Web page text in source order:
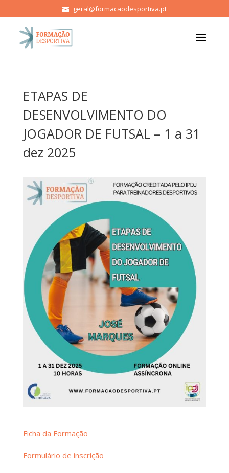
geral@formacaodesportiva.pt
ETAPAS DE
DESENVOLVIMENTO DO
JOGADOR DE FUTSAL – 1 a 31
dez 2025
Ficha da Formação
Formulário de inscrição